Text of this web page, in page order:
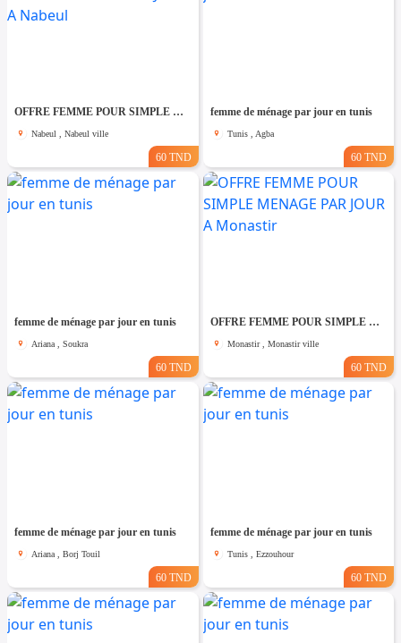
OFFRE FEMME POUR SIMPLE MENAGE PAR JOUR A Nabeul
Nabeul , Nabeul ville
60 TND
femme de ménage par jour en tunis
Tunis , Agba
60 TND
femme de ménage par jour en tunis
Ariana , Soukra
60 TND
OFFRE FEMME POUR SIMPLE MENAGE PAR JOUR A Monastir
Monastir , Monastir ville
60 TND
femme de ménage par jour en tunis
Ariana , Borj Touil
60 TND
femme de ménage par jour en tunis
Tunis , Ezzouhour
60 TND